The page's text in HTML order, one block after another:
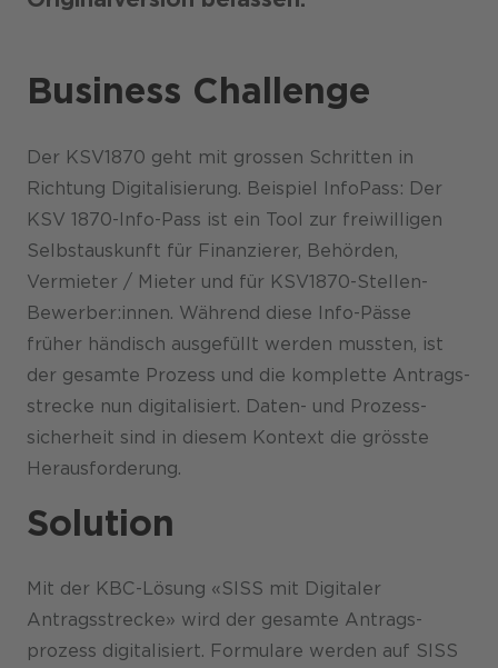
Business Challenge
Der KSV1870 geht mit grossen Schritten in
Richtung Digitalisierung. Beispiel InfoPass: Der
KSV 1870-Info-Pass ist ein Tool zur freiwilligen
Selbst­auskunft für Finanzierer, Behörden,
Vermieter / Mieter und für KSV1870-Stellen-
Bewerber:innen. Während diese Info-Pässe
früher händisch ausgefüllt werden mussten, ist
der gesamte Prozess und die komplette Antrags­
strecke nun digitalisiert. Daten- und Prozess­
sicherheit sind in diesem Kontext die grösste
Heraus­forderung.
Solution
Mit der KBC-Lösung «SISS mit Digitaler
Antragsstrecke» wird der gesamte Antrags­
prozess digitalisiert. Formulare werden auf SISS